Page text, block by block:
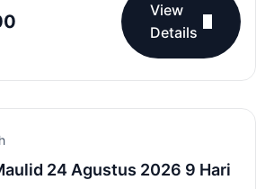
View
Details
24 Agustus 2026 9 Hari